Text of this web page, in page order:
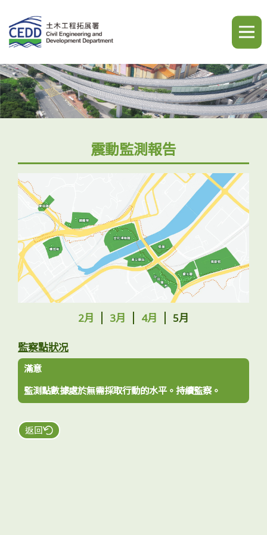
繁 简 ENG A A A
簡介
最新消息
工程進度
環境事宜
震動監測報告
2月 3月 4月 5月
監察點狀况
滿意
監測點數據處於無需採取行動的水平。持續監察。
返回